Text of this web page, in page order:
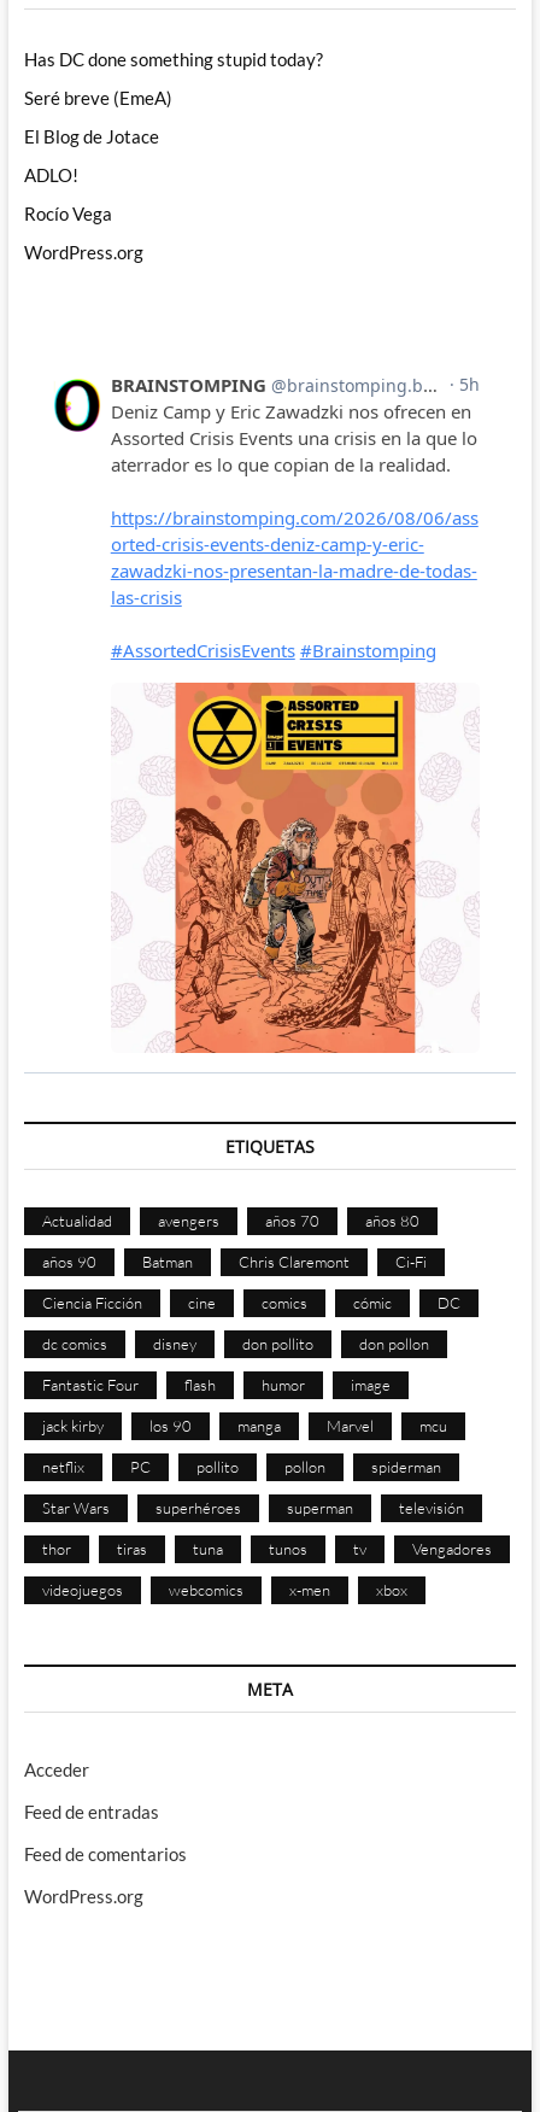
Has DC done something stupid today?
Seré breve (EmeA)
El Blog de Jotace
ADLO!
Rocío Vega
WordPress.org
ETIQUETAS
Actualidad avengers años 70 años 80
años 90 Batman Chris Claremont Ci-Fi
Ciencia Ficción cine comics cómic DC
dc comics disney don pollito don pollon
Fantastic Four flash humor image
jack kirby los 90 manga Marvel mcu
netflix PC pollito pollon spiderman
Star Wars superhéroes superman televisión
thor tiras tuna tunos tv Vengadores
videojuegos webcomics x-men xbox
META
Acceder
Feed de entradas
Feed de comentarios
WordPress.org